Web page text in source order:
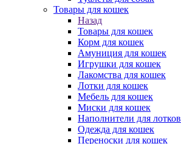
Товары для кошек
Назад
Товары для кошек
Корм для кошек
Амуниция для кошек
Игрушки для кошек
Лакомства для кошек
Лотки для кошек
Мебель для кошек
Миски для кошек
Наполнители для лотков
Одежда для кошек
Переноски для кошек